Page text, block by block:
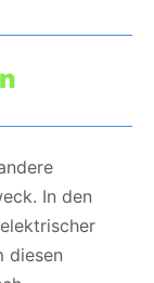
In den
diesen